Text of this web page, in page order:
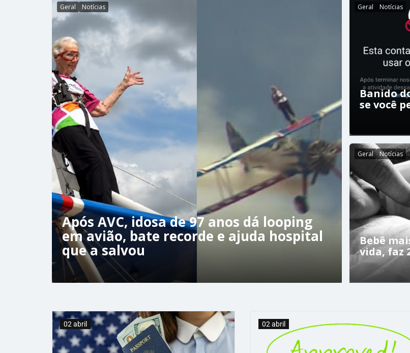
Geral Notícias
Após AVC, idosa de 97 anos dá looping
em avião, bate recorde e ajuda hospital
que a salvou
Geral Notícias
Banido
se você
Geral Notícias
Bebê
vida, faz
02 abril 02 abril